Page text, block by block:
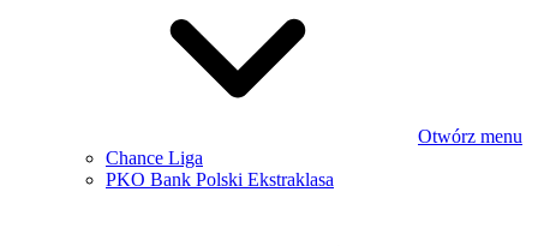
Otwórz menu
Chance Liga
PKO Bank Polski Ekstraklasa